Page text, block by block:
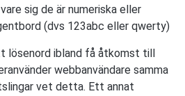
sig de är numeriska eller
(dvs 123abc eller qwerty)
lösenord ibland få åtkomst till
webbanvändare samma
vet detta. Ett annat